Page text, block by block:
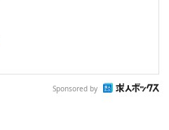
Sponsored by